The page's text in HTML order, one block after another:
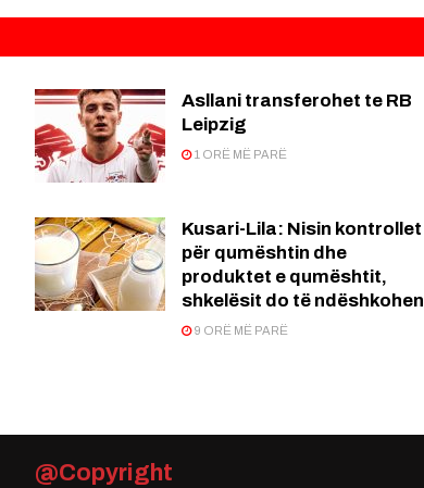
Asllani transferohet te RB
Leipzig
1 ORË MË PARË
Kusari-Lila: Nisin kontrollet
për qumështin dhe
produktet e qumështit,
shkelësit do të ndëshkohen
9 ORË MË PARË
@Copyright